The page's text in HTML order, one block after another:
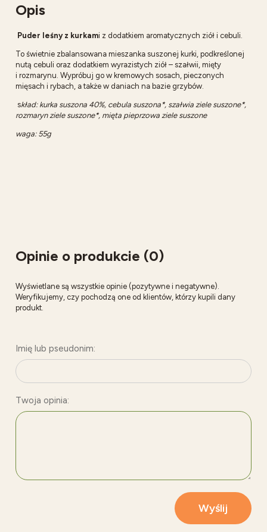
Opis
Puder leśny z kurkami z dodatkiem aromatycznych ziół i cebuli.
To świetnie zbalansowana mieszanka suszonej kurki, podkreślonej
nutą cebuli oraz dodatkiem wyrazistych ziół – szałwii, mięty
i rozmarynu. Wypróbuj go w kremowych sosach, pieczonych
mięsach i rybach, a także w daniach na bazie grzybów.
skład: kurka suszona 40%, cebula suszona*, szałwia ziele suszone*,
rozmaryn ziele suszone*, mięta pieprzowa ziele suszone
waga: 55g
Opinie o produkcie (0)
Wyświetlane są wszystkie opinie (pozytywne i negatywne).
Weryfikujemy, czy pochodzą one od klientów, którzy kupili dany
produkt.
Imię lub pseudonim:
Twoja opinia:
Wyślij